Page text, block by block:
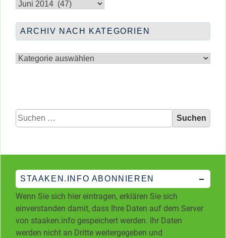
nach
ARCHIV NACH KATEGORIEN
nach
Suchen
nach:
STAAKEN.INFO ABONNIEREN
Wenn Sie sich hier eintragen, erklären Sie sich
einverstanden damit, dass Ihre Daten auf dem Server
von staaken.info gespeichert werden. Ihr Daten
werden nicht an Dritte weitergegeben und